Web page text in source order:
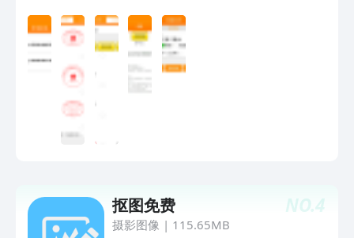
NO.4
抠图免费
摄影图像 | 115.65MB